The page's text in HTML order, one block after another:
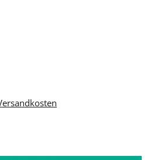
Gib den gewünschten